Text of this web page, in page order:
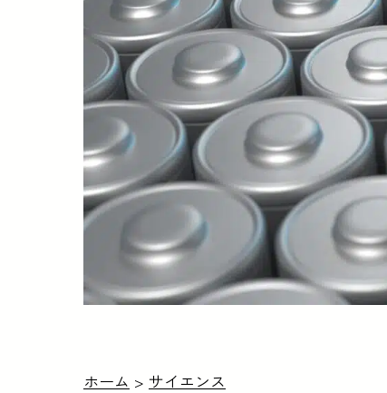
ホーム > サイエンス